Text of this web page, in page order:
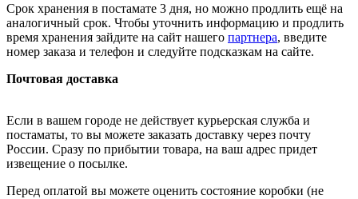
Срок хранения в постамате 3 дня, но можно продлить ещё на
аналогичный срок. Чтобы уточнить информацию и продлить
время хранения зайдите на сайт нашего партнера, введите
номер заказа и телефон и следуйте подсказкам на сайте.
Почтовая доставка
Если в вашем городе не действует курьерская служба и
постаматы, то вы можете заказать доставку через почту
России. Сразу по прибытии товара, на ваш адрес придет
извещение о посылке.
Перед оплатой вы можете оценить состояние коробки (не